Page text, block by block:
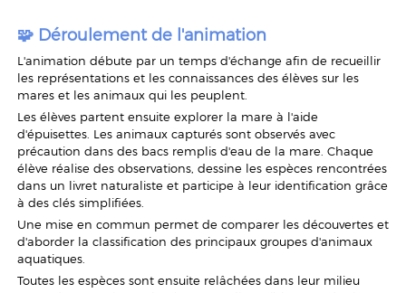
🧩 Déroulement de l'animation
L'animation débute par un temps d'échange afin de recueillir
les représentations et les connaissances des élèves sur les
mares et les animaux qui les peuplent.
Les élèves partent ensuite explorer la mare à l'aide
d'épuisettes. Les animaux capturés sont observés avec
précaution dans des bacs remplis d'eau de la mare. Chaque
élève réalise des observations, dessine les espèces rencontrées
dans un livret naturaliste et participe à leur identification grâce
à des clés simplifiées.
Une mise en commun permet de comparer les découvertes et
d'aborder la classification des principaux groupes d'animaux
aquatiques.
Toutes les espèces sont ensuite relâchées dans leur milieu